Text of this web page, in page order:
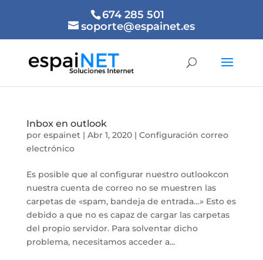
674 285 501
soporte@espainet.es
Inbox en outlook
por espainet| Abr 1, 2020| Configuración correo
electrónico
Es posible que al configurar nuestro outlookcon
nuestra cuenta de correo no se muestren las
carpetas de «spam, bandeja de entrada…» Esto es
debido a que no es capaz de cargar las carpetas
del propio servidor. Para solventar dicho
problema, necesitamos acceder a...